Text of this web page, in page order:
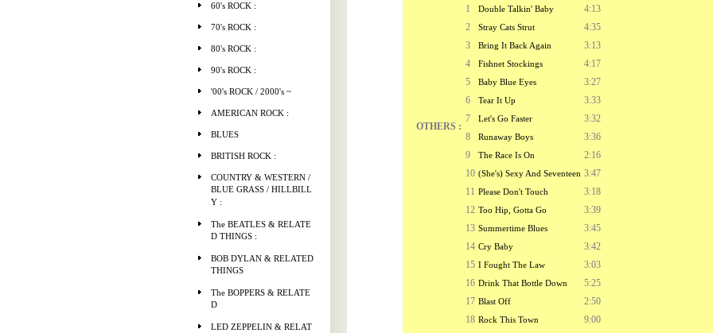
60's ROCK :
70's ROCK :
80's ROCK :
90's ROCK :
'00's ROCK / 2000's ~
AMERICAN ROCK :
BLUES
BRITISH ROCK :
COUNTRY & WESTERN /
BLUE GRASS / HILLBILL
Y :
The BEATLES & RELATE
D THINGS :
BOB DYLAN & RELATED
THINGS
The BOPPERS & RELATE
D
LED ZEPPELIN & RELAT
OTHERS :
1
Double Talkin' Baby
4:13
2
Stray Cats Strut
4:35
3
Bring It Back Again
3:13
4
Fishnet Stockings
4:17
5
Baby Blue Eyes
3:27
6
Tear It Up
3:33
7
Let's Go Faster
3:32
8
Runaway Boys
3:36
9
The Race Is On
2:16
10 (She's) Sexy And Seventeen 3:47
11 Please Don't Touch
3:18
12 Too Hip, Gotta Go
3:39
13 Summertime Blues
3:45
14 Cry Baby
3:42
15 I Fought The Law
3:03
16 Drink That Bottle Down
5:25
17 Blast Off
2:50
18 Rock This Town 9:00